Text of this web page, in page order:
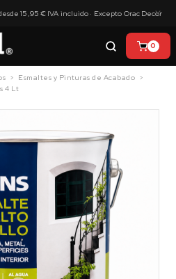
15,95 € IVA incluido · Excepto Orac Decor
×
0
Esmaltes y Pinturas de Acabado
4 Lt